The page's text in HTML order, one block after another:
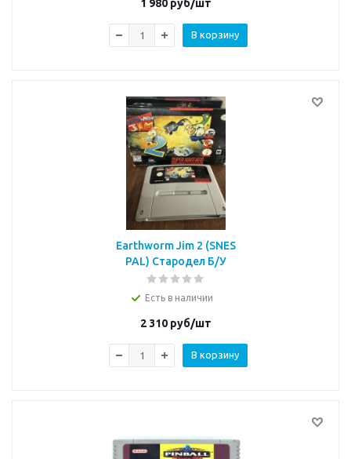
1 980 руб/шт
В корзину
Earthworm Jim 2 (SNES
PAL) Стародел Б/У
Есть в наличии
2 310 руб/шт
В корзину